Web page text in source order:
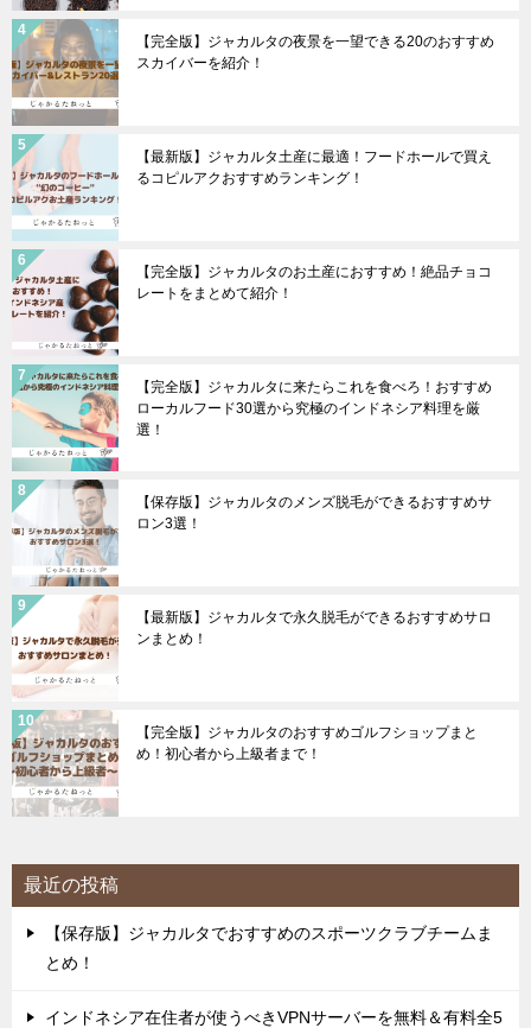
【完全版】ジャカルタの夜景を一望できる20のおすすめ
スカイバーを紹介！
【最新版】ジャカルタ土産に最適！フードホールで買え
るコピルアクおすすめランキング！
【完全版】ジャカルタのお土産におすすめ！絶品チョコ
レートをまとめて紹介！
【完全版】ジャカルタに来たらこれを食べろ！おすすめ
ローカルフード30選から究極のインドネシア料理を厳
選！
【保存版】ジャカルタのメンズ脱毛ができるおすすめサ
ロン3選！
【最新版】ジャカルタで永久脱毛ができるおすすめサロ
ンまとめ！
【完全版】ジャカルタのおすすめゴルフショップまと
め！初心者から上級者まで！
最近の投稿
【保存版】ジャカルタでおすすめのスポーツクラブチームま
とめ！
インドネシア在住者が使うべきVPNサーバーを無料＆有料全5